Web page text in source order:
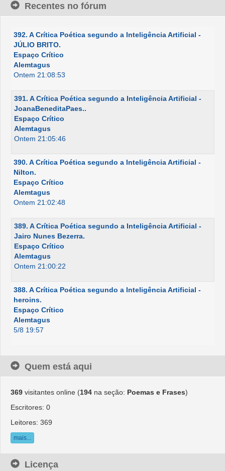
Recentes no fórum
392. A Crítica Poética segundo a Inteligência Artificial -
JÚLIO BRITO.
Espaço Crítico
Alemtagus
Ontem 21:08:53
391. A Crítica Poética segundo a Inteligência Artificial -
JoanaBeneditaPaes..
Espaço Crítico
Alemtagus
Ontem 21:05:46
390. A Crítica Poética segundo a Inteligência Artificial -
Nilton.
Espaço Crítico
Alemtagus
Ontem 21:02:48
389. A Crítica Poética segundo a Inteligência Artificial -
Jairo Nunes Bezerra.
Espaço Crítico
Alemtagus
Ontem 21:00:22
388. A Crítica Poética segundo a Inteligência Artificial -
heroins.
Espaço Crítico
Alemtagus
5/8 19:57
Quem está aqui
369 visitantes online (194 na seção: Poemas e Frases)
Escritores: 0
Leitores: 369
mais...
Licença